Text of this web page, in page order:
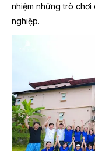
nhiệm những trò
nghiệp.